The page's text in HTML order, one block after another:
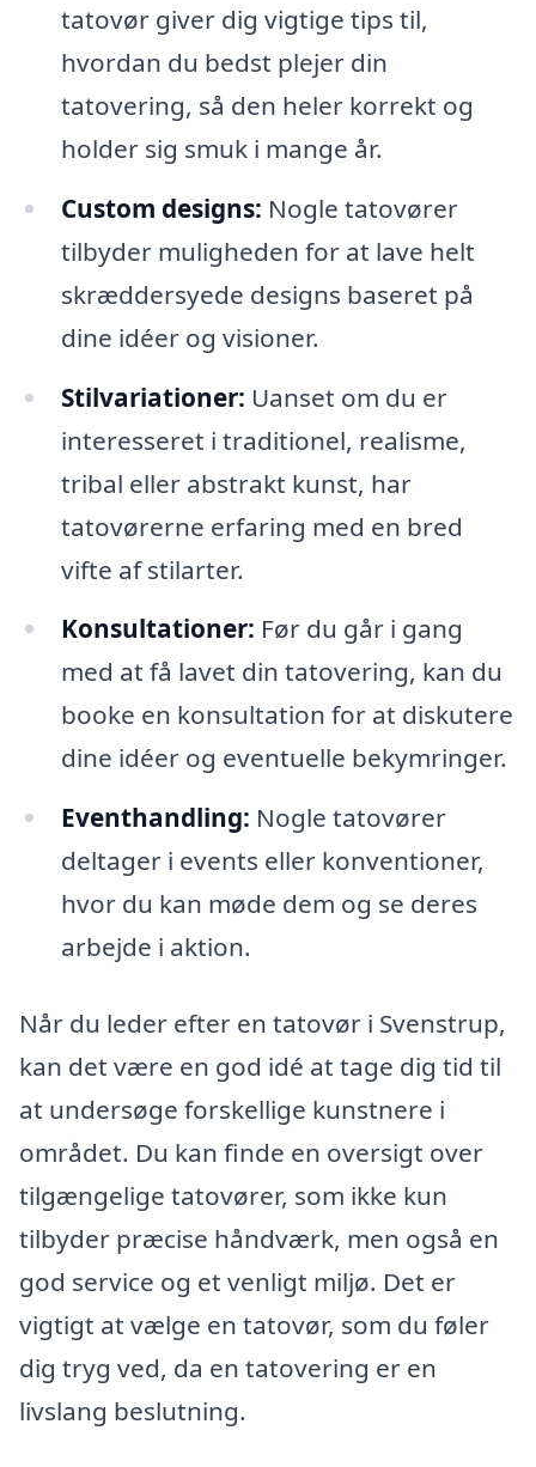
tatovør giver dig vigtige tips til,
hvordan du bedst plejer din
tatovering, så den heler korrekt og
holder sig smuk i mange år.
Custom designs: Nogle tatovører
tilbyder muligheden for at lave helt
skræddersyede designs baseret på
dine idéer og visioner.
Stilvariationer: Uanset om du er
interesseret i traditionel, realisme,
tribal eller abstrakt kunst, har
tatovørerne erfaring med en bred
vifte af stilarter.
Konsultationer: Før du går i gang
med at få lavet din tatovering, kan du
booke en konsultation for at diskutere
dine idéer og eventuelle bekymringer.
Eventhandling: Nogle tatovører
deltager i events eller konventioner,
hvor du kan møde dem og se deres
arbejde i aktion.
Når du leder efter en tatovør i Svenstrup,
kan det være en god idé at tage dig tid til
at undersøge forskellige kunstnere i
området. Du kan finde en oversigt over
tilgængelige tatovører, som ikke kun
tilbyder præcise håndværk, men også en
god service og et venligt miljø. Det er
vigtigt at vælge en tatovør, som du føler
dig tryg ved, da en tatovering er en
livslang beslutning.